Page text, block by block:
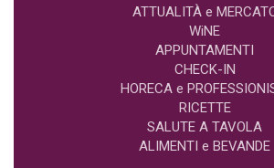
ATTUALITÀ e
WiNE
APPUNTAMENTI
CHECK-IN
HORECA e
RICETTE
SALUTE A TAVOLA
ALIMENTI e BEVANDE